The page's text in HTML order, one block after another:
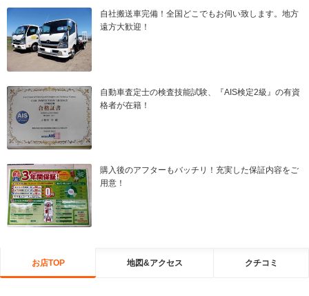
自社搬送車完備！全国どこでもお伺い致します。地方
遠方大歓迎！
自動車査定士の検査技能試験、『AIS検定2級』の有資
格者が在籍！
購入後のアフターもバッチリ！充実した保証内容をご
用意！
お店TOP 地図&アクセス クチコミ